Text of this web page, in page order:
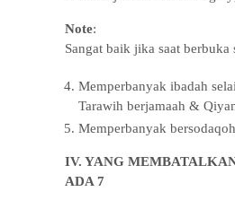
Note:
Sangat baik jika saat
Memperbanyak ibadah
Tarawih berjamaah &
Memperbanyak
IV. YANG
ADA 7